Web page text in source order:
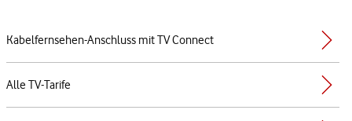
Kabelfernsehen-Anschluss mit TV Connect
Alle TV-Tarife